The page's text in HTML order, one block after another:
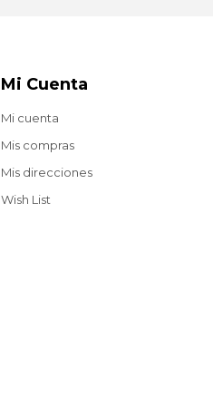
Mi Cuenta
Mi cuenta
Mis compras
Mis direcciones
Wish List